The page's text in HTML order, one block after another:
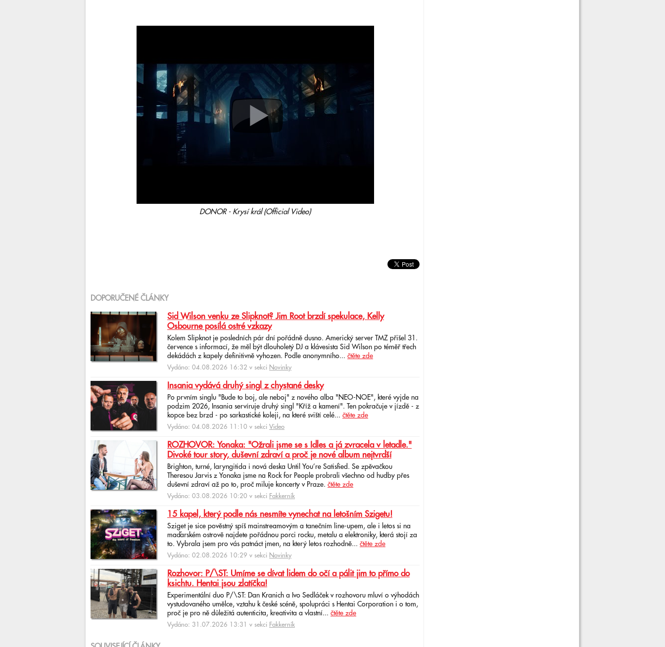
DONOR - Krysí král (Official Video)
DOPORUČENÉ ČLÁNKY
Sid Wilson venku ze Slipknot? Jim Root brzdí spekulace, Kelly
Osbourne posílá ostré vzkazy
Kolem Slipknot je posledních pár dní pořádně dusno. Americký server TMZ přišel 31.
července s informací, že měl být dlouholetý DJ a klávesista Sid Wilson po téměř třech
dekádách z kapely definitivně vyhozen. Podle anonymního... čtěte zde
Vydáno: 04.08.2026 16:32 v sekci Novinky
Insania vydává druhý singl z chystané desky
Po prvním singlu "Bude to boj, ale neboj" z nového alba "NEO-NOE", které vyjde na
podzim 2026, Insania servíruje druhý singl "Kříž a kamení". Ten pokračuje v jízdě - z
kopce bez brzd - po sarkastické koleji, na které sviští celé... čtěte zde
Vydáno: 04.08.2026 11:10 v sekci Video
ROZHOVOR: Yonaka: "Ožrali jsme se s Idles a já zvracela v letadle."
Divoké tour story, duševní zdraví a proč je nové album nejtvrdší
Brighton, turné, laryngitida i nová deska Until You’re Satisfied. Se zpěvačkou
Theresou Jarvis z Yonaka jsme na Rock for People probrali všechno od hudby přes
duševní zdraví až po to, proč miluje koncerty v Praze. čtěte zde
Vydáno: 03.08.2026 10:20 v sekci Fakkerník
15 kapel, který podle nás nesmíte vynechat na letošním Szigetu!
Sziget je sice pověstný spíš mainstreamovým a tanečním line-upem, ale i letos si na
maďarském ostrově najdete pořádnou porci rocku, metalu a elektroniky, která stojí za
to. Vybrala jsem pro vás patnáct jmen, na který letos rozhodně... čtěte zde
Vydáno: 02.08.2026 10:29 v sekci Novinky
Rozhovor: P/\ST: Umíme se dívat lidem do očí a pálit jim to přímo do
ksichtu. Hentai jsou zlatíčka!
Experimentální duo P/\ST: Dan Kranich a Ivo Sedláček v rozhovoru mluví o výhodách
vystudovaného umělce, vztahu k české scéně, spolupráci s Hentai Corporation i o tom,
proč je pro ně důležitá autenticita, kreativita a vlastní... čtěte zde
Vydáno: 31.07.2026 13:31 v sekci Fakkerník